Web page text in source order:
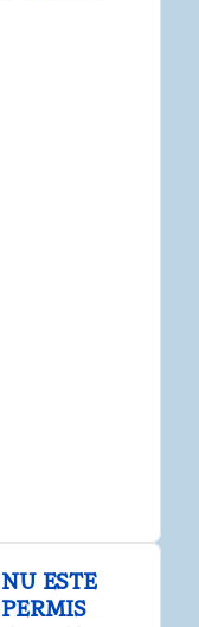
NU ESTE
PERMIS